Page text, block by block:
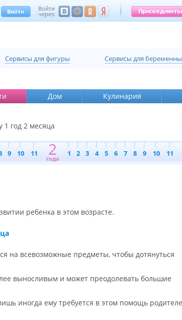
Войти
через:
Cервисы для фигуры Cервисы для
Дом Кулинария
1 год 2 месяца
9 10 11 2
года
1 2 3 4 5 6 7 8 9 10 11
ребенка в этом возрасте.
на всевозможные предметы, чтобы дотянуться
выносливым и может преодолевать большие
иногда ему требуется в этом помощь